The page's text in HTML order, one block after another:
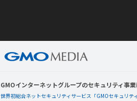
GMOインターネットグループのセキュリティ事
世界初総合ネットセキュリティサービス「GMOセキュリテ